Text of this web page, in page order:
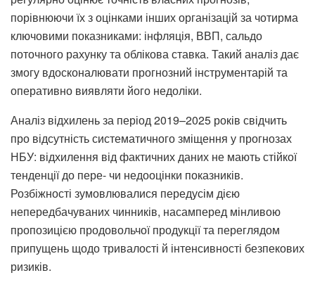
порівнюючи їх з оцінками інших організацій за чотирма
ключовими показниками: інфляція, ВВП, сальдо
поточного рахунку та облікова ставка. Такий аналіз дає
змогу вдосконалювати прогнозний інструментарій та
оперативно виявляти його недоліки.
Аналіз відхилень за період 2019–2025 років свідчить
про відсутність систематичного зміщення у прогнозах
НБУ: відхилення від фактичних даних не мають стійкої
тенденції до пере- чи недооцінки показників.
Розбіжності зумовлювалися передусім дією
непередбачуваних чинників, насамперед мінливою
пропозицією продовольчої продукції та переглядом
припущень щодо тривалості й інтенсивності безпекових
ризиків.